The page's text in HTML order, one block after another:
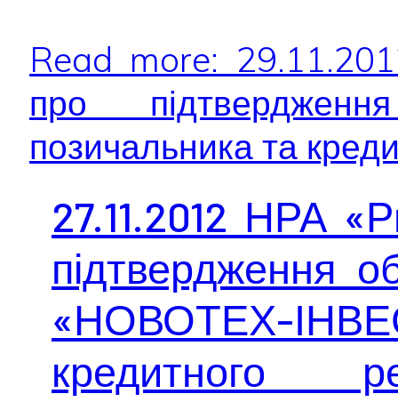
Read more:
про
позичальника та
27.11.2012 НРА
підтвердження
«НОВОТЕХ-
кредитного